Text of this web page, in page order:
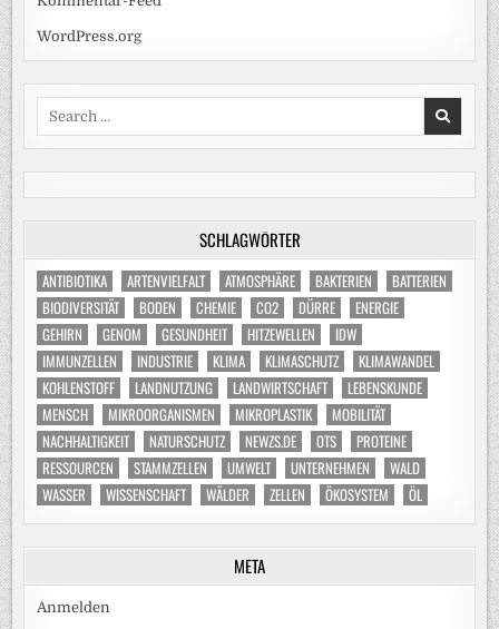
WordPress.org
Search
SCHLAGWÖRTER
ANTIBIOTIKA ARTENVIELFALT ATMOSPHÄRE BAKTERIEN
BATTERIEN
BIODIVERSITÄT
BODEN CHEMIE CO2 DÜRRE
ENERGIE
GEHIRN
GENOM GESUNDHEIT HITZEWELLEN
IDW
IMMUNZELLEN
INDUSTRIE KLIMA KLIMASCHUTZ
KLIMAWANDEL
KOHLENSTOFF
LANDNUTZUNG LANDWIRTSCHAFT
LEBENSKUNDE
MENSCH
MIKROORGANISMEN MIKROPLASTIK
MOBILITÄT
NACHHALTIGKEIT
NATURSCHUTZ NEWZS.DE OTS
PROTEINE
RESSOURCEN
STAMMZELLEN UMWELT UNTERNEHMEN
WALD
WASSER
WISSENSCHAFT WÄLDER ZELLEN ÖKOSYSTEM ÖL
META
Anmelden